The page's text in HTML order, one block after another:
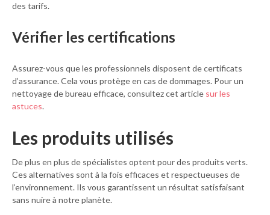
des tarifs.
Vérifier les certifications
Assurez-vous que les professionnels disposent de certificats
d’assurance. Cela vous protège en cas de dommages. Pour un
nettoyage de bureau efficace, consultez cet article sur les
astuces.
Les produits utilisés
De plus en plus de spécialistes optent pour des produits verts.
Ces alternatives sont à la fois efficaces et respectueuses de
l’environnement. Ils vous garantissent un résultat satisfaisant
sans nuire à notre planète.